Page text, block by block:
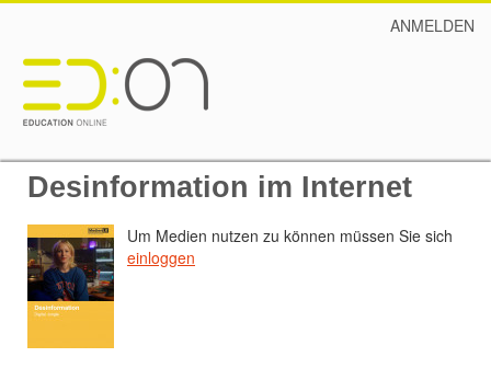
ANMELDEN
Desinformation im Internet
Um Medien nutzen zu können müssen Sie sich
einloggen